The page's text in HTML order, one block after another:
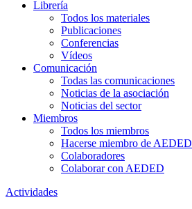
Librería
Todos los materiales
Publicaciones
Conferencias
Vídeos
Comunicación
Todas las comunicaciones
Noticias de la asociación
Noticias del sector
Miembros
Todos los miembros
Hacerse miembro de AEDED
Colaboradores
Colaborar con AEDED
Actividades